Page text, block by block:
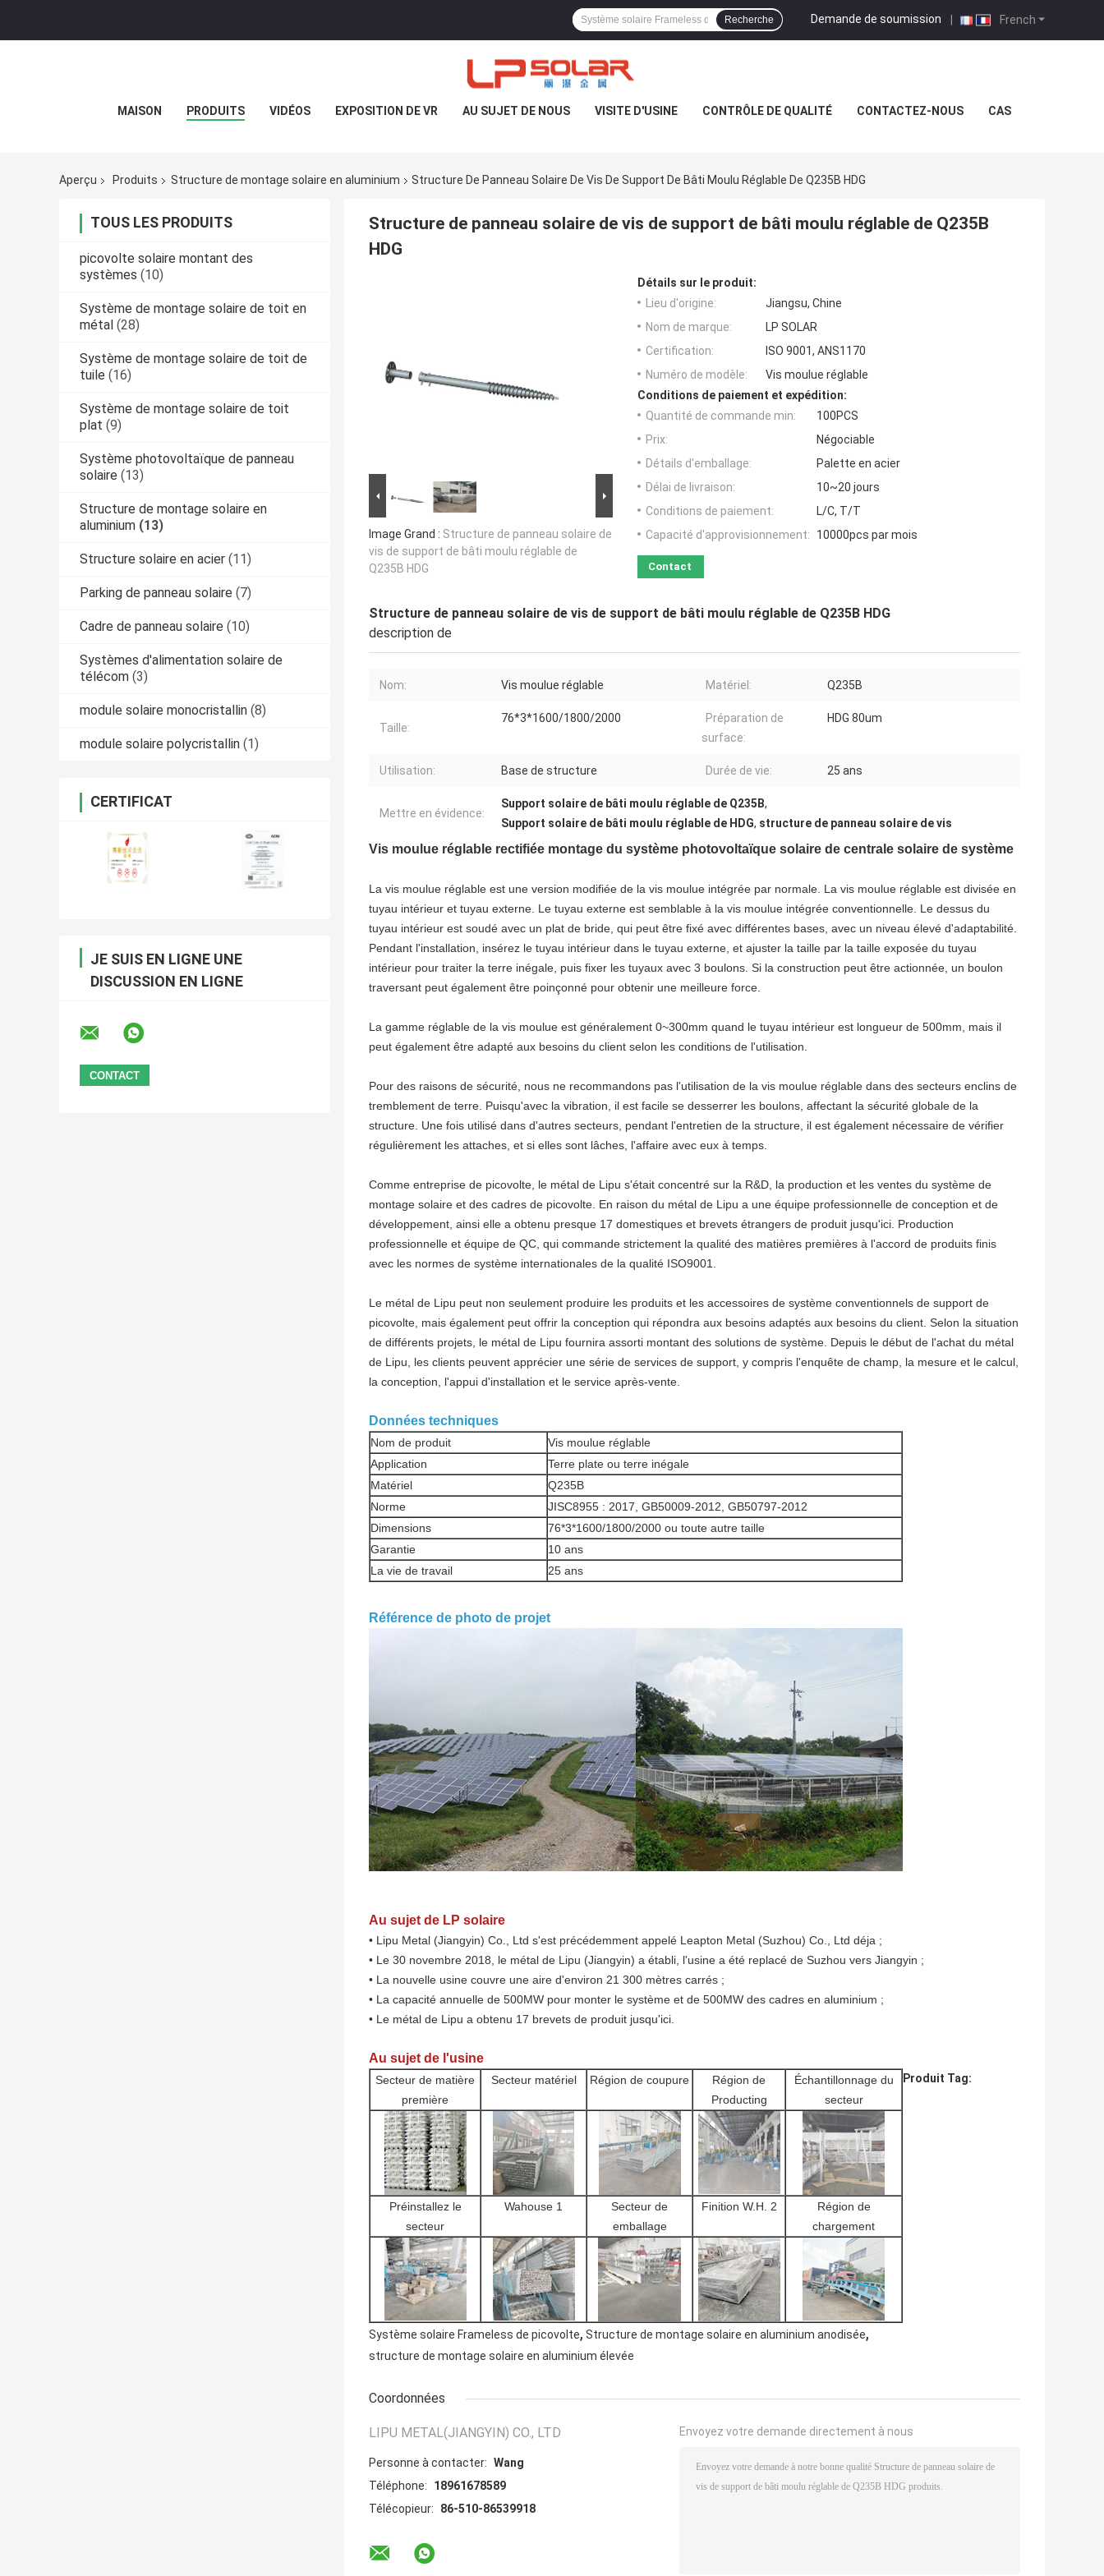
French
Demande de soumission |
Recherche
MAISON PRODUITS VIDÉOS EXPOSITION DE VR AU SUJET DE NOUS VISITE D'USINE CONTRÔLE DE QUALITÉ CONTACTEZ-NOUS CAS
Aperçu Produits Structure de montage solaire en aluminium Structure De Panneau Solaire De Vis De Support De Bâti Moulu Réglable De Q235B HDG
TOUS LES PRODUITS
picovolte solaire montant des
systèmes (10)
Système de montage solaire de toit en
métal (28)
Système de montage solaire de toit de
tuile (16)
Système de montage solaire de toit
plat (9)
Système photovoltaïque de panneau
solaire (13)
Structure de montage solaire en
aluminium (13)
Structure solaire en acier (11)
Parking de panneau solaire (7)
Cadre de panneau solaire (10)
Systèmes d'alimentation solaire de
télécom (3)
module solaire monocristallin (8)
module solaire polycristallin (1)
CERTIFICAT
JE SUIS EN LIGNE UNE
DISCUSSION EN LIGNE
Structure de panneau solaire de vis de support de bâti moulu réglable de Q235B
HDG
Image Grand : Structure de panneau solaire de
vis de support de bâti moulu réglable de
Q235B HDG
Détails sur le produit:
Lieu d'origine:
Jiangsu, Chine
Nom de marque:
LP SOLAR
Certification:
ISO 9001, ANS1170
Numéro de modèle:
Vis moulue réglable
Conditions de paiement et expédition:
Quantité de commande min:
100PCS
Prix:
Négociable
Détails d'emballage:
Palette en acier
Délai de livraison:
10~20 jours
Conditions de paiement:
L/C, T/T
Capacité d'approvisionnement:
10000pcs par mois
Contact
Structure de panneau solaire de vis de support de bâti moulu réglable de Q235B HDG
description de
Nom: Vis moulue réglable Matériel: Q235B
Taille:
76*3*1600/1800/2000
Préparation de
surface:
HDG 80um
Utilisation: Base de structure Durée de vie: 25 ans
Mettre en évidence:
Support solaire de bâti moulu réglable de Q235B,
Support solaire de bâti moulu réglable de HDG, structure de panneau solaire de vis
Vis moulue réglable rectifiée montage du système photovoltaïque solaire de centrale solaire de système
La vis moulue réglable est une version modifiée de la vis moulue intégrée par normale. La vis moulue réglable est divisée en
tuyau intérieur et tuyau externe. Le tuyau externe est semblable à la vis moulue intégrée conventionnelle. Le dessus du
tuyau intérieur est soudé avec un plat de bride, qui peut être fixé avec différentes bases, avec un niveau élevé d'adaptabilité.
Pendant l'installation, insérez le tuyau intérieur dans le tuyau externe, et ajuster la taille par la taille exposée du tuyau
intérieur pour traiter la terre inégale, puis fixer les tuyaux avec 3 boulons. Si la construction peut être actionnée, un boulon
traversant peut également être poinçonné pour obtenir une meilleure force.
La gamme réglable de la vis moulue est généralement 0~300mm quand le tuyau intérieur est longueur de 500mm, mais il
peut également être adapté aux besoins du client selon les conditions de l'utilisation.
Pour des raisons de sécurité, nous ne recommandons pas l'utilisation de la vis moulue réglable dans des secteurs enclins de
tremblement de terre. Puisqu'avec la vibration, il est facile se desserrer les boulons, affectant la sécurité globale de la
structure. Une fois utilisé dans d'autres secteurs, pendant l'entretien de la structure, il est également nécessaire de vérifier
régulièrement les attaches, et si elles sont lâches, l'affaire avec eux à temps.
Comme entreprise de picovolte, le métal de Lipu s'était concentré sur la R&D, la production et les ventes du système de
montage solaire et des cadres de picovolte. En raison du métal de Lipu a une équipe professionnelle de conception et de
développement, ainsi elle a obtenu presque 17 domestiques et brevets étrangers de produit jusqu'ici. Production
professionnelle et équipe de QC, qui commande strictement la qualité des matières premières à l'accord de produits finis
avec les normes de système internationales de la qualité ISO9001.
Le métal de Lipu peut non seulement produire les produits et les accessoires de système conventionnels de support de
picovolte, mais également peut offrir la conception qui répondra aux besoins adaptés aux besoins du client. Selon la situation
de différents projets, le métal de Lipu fournira assorti montant des solutions de système. Depuis le début de l'achat du métal
de Lipu, les clients peuvent apprécier une série de services de support, y compris l'enquête de champ, la mesure et le calcul,
la conception, l'appui d'installation et le service après-vente.
Données techniques
Nom de produit
Vis moulue réglable
Application
Terre plate ou terre inégale
Matériel
Q235B
Norme
JISC8955 : 2017, GB50009-2012, GB50797-2012
Dimensions
76*3*1600/1800/2000 ou toute autre taille
Garantie
10 ans
La vie de travail
25 ans
Référence de photo de projet
Au sujet de LP solaire
• Lipu Metal (Jiangyin) Co., Ltd s'est précédemment appelé Leapton Metal (Suzhou) Co., Ltd déja ;
• Le 30 novembre 2018, le métal de Lipu (Jiangyin) a établi, l'usine a été replacé de Suzhou vers Jiangyin ;
• La nouvelle usine couvre une aire d'environ 21 300 mètres carrés ;
• La capacité annuelle de 500MW pour monter le système et de 500MW des cadres en aluminium ;
• Le métal de Lipu a obtenu 17 brevets de produit jusqu'ici.
Au sujet de l'usine
Secteur de matière
première
Secteur matériel Région de coupure
Région de
Producting
Échantillonnage du
secteur
Préinstallez le
secteur
Wahouse 1
Secteur de
emballage
Finition W.H. 2
Région de
chargement
Produit Tag:
Système solaire Frameless de picovolte, Structure de montage solaire en aluminium anodisée,
structure de montage solaire en aluminium élevée
Coordonnées
LIPU METAL(JIANGYIN) CO., LTD
Personne à contacter: Wang
Téléphone:
18961678589
Télécopieur:
86-510-86539918
Envoyez votre demande directement à nous